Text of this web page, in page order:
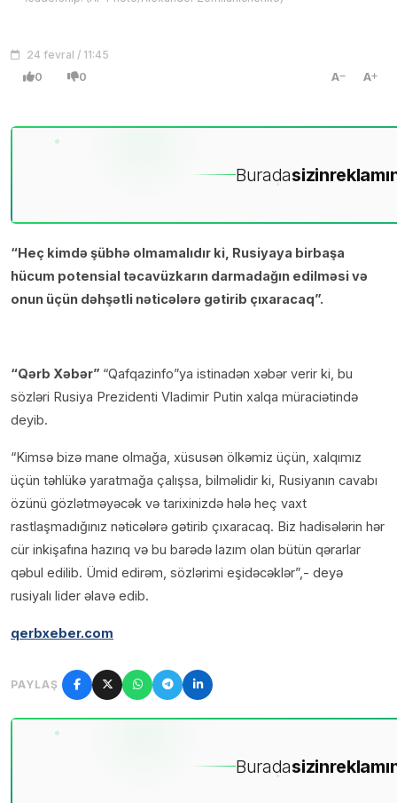
24 fevral / 11:45
0 0 A A
Buradasizin
“Heç kimdə şübhə olmamalıdır ki, Rusiyaya birbaşa
hücum potensial təcavüzkarın darmadağın edilməsi və
onun üçün dəhşətli nəticələrə gətirib çıxaracaq”.
“Qərb Xəbər” “Qafqazinfo”ya istinadən xəbər verir ki, bu
sözləri Rusiya Prezidenti Vladimir Putin xalqa müraciətində
deyib.
“Kimsə bizə mane olmağa, xüsusən ölkəmiz üçün, xalqımız
üçün təhlükə yaratmağa çalışsa, bilməlidir ki, Rusiyanın cavabı
özünü gözlətməyəcək və tarixinizdə hələ heç vaxt
rastlaşmadığınız nəticələrə gətirib çıxaracaq. Biz hadisələrin hər
cür inkişafına hazırıq və bu barədə lazım olan bütün qərarlar
qəbul edilib. Ümid edirəm, sözlərimi eşidəcəklər”,- deyə
rusiyalı lider əlavə edib.
qerbxeber.com
PAYLAŞ
Buradasizin